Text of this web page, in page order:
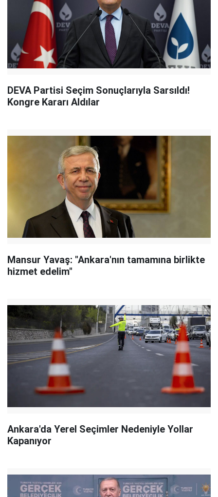
DEVA Partisi Seçim Sonuçlarıyla Sarsıldı!
Kongre Kararı Aldılar
Mansur Yavaş: "Ankara'nın tamamına birlikte
hizmet edelim"
Ankara'da Yerel Seçimler Nedeniyle Yollar
Kapanıyor